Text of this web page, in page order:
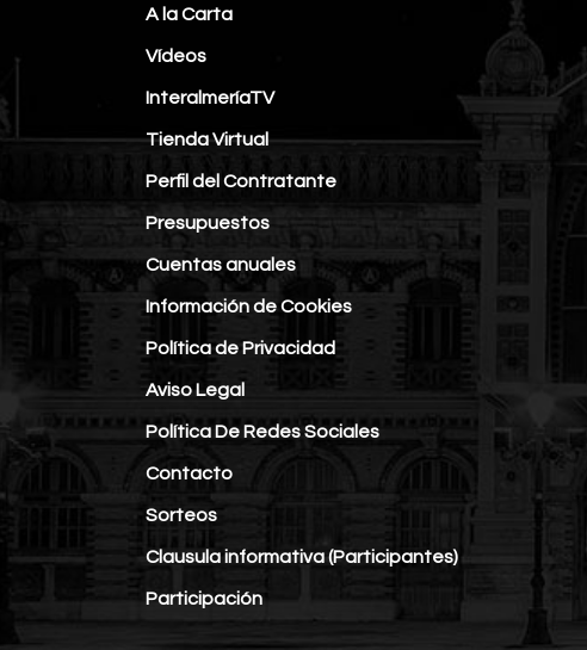
A la Carta
Vídeos
InteralmeríaTV
Tienda Virtual
Perfil del Contratante
Presupuestos
Cuentas anuales
Información de Cookies
Política de Privacidad
Aviso Legal
Política De Redes Sociales
Contacto
Sorteos
Clausula informativa (Participantes)
Participación